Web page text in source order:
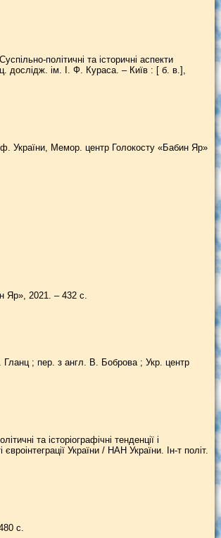
політичні та історичні аспекти
дослідж. ім. І. Ф. Кураса. – Київ : [ б. в.],
України, Мемор. центр Голокосту «Бабин Яр»
Яр», 2021. – 432 с.
Гланц ; пер. з англ. В. Боброва ; Укр. центр
та історіографічні тенденції і
України / НАН України. Ін-т політ.
с.